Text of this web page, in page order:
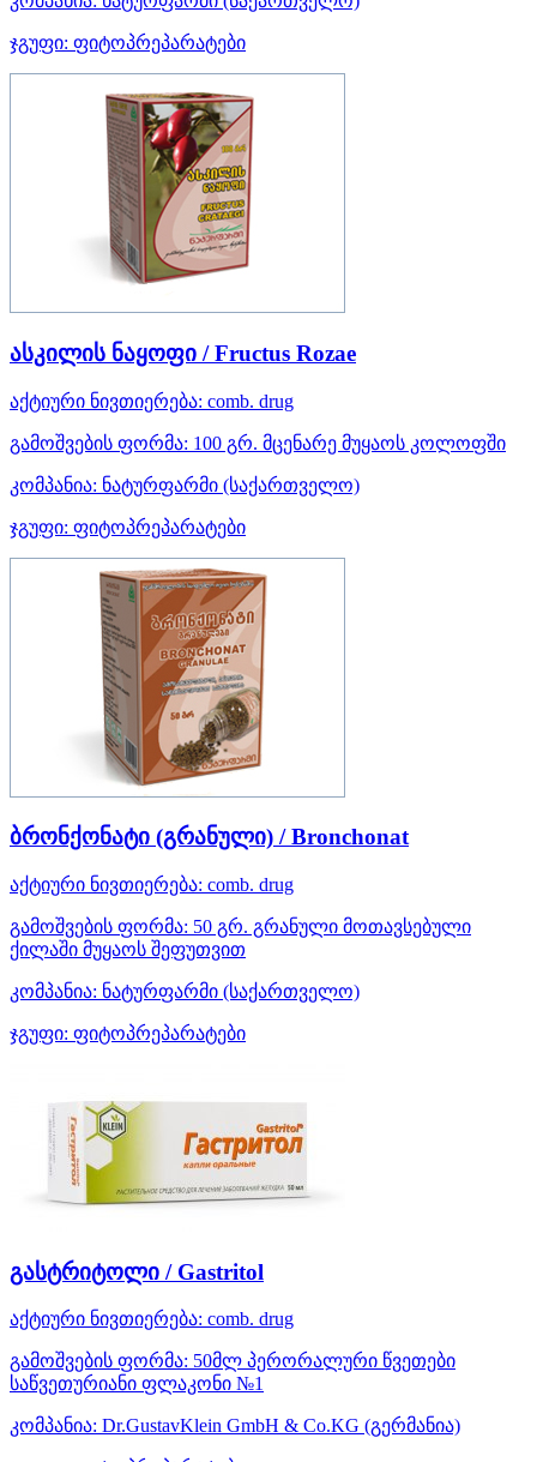
ჯგუფი: ფიტოპრეპარატები
ასკილის ნაყოფი / Fructus Rozae
აქტიური ნივთიერება: comb. drug
გამოშვების ფორმა: 100 გრ. მცენარე მუყაოს კოლოფში
კომპანია: ნატურფარმი (საქართველო)
ჯგუფი: ფიტოპრეპარატები
ბრონქონატი (გრანული) / Bronchonat
აქტიური ნივთიერება: comb. drug
გამოშვების ფორმა: 50 გრ. გრანული მოთავსებული
ქილაში მუყაოს შეფუთვით
კომპანია: ნატურფარმი (საქართველო)
ჯგუფი: ფიტოპრეპარატები
გასტრიტოლი / Gastritol
აქტიური ნივთიერება: comb. drug
გამოშვების ფორმა: 50მლ პერორალური წვეთები
საწვეთურიანი ფლაკონი №1
კომპანია: Dr.GustavKlein GmbH & Co.KG (გერმანია)